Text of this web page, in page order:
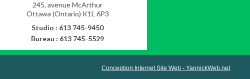
245, avenue McArthur
Ottawa (Ontario) K1L 6P3
Studio : 613 745-9450
Bureau : 613 745-5529
Conception Internet Site Web - YannickWeb.net